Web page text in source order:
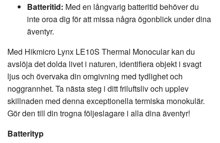
Batteritid: Med en långvarig batteritid behöver du
inte oroa dig för att missa några ögonblick under dina
äventyr.
Med Hikmicro Lynx LE10S Thermal Monocular kan du
avslöja det dolda livet i naturen, identifiera objekt i svagt
ljus och övervaka din omgivning med tydlighet och
noggrannhet. Ta nästa steg i ditt friluftsliv och upplev
skillnaden med denna exceptionella termiska monokulär.
Gör den till din trogna följeslagare i alla dina äventyr!
Batterityp